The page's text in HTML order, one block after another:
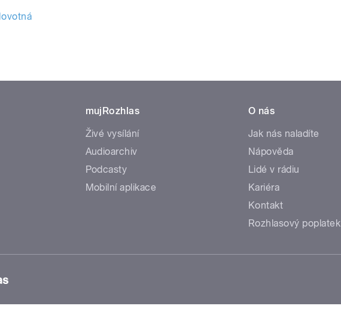
mujRozhlas
Živé vysílání
Audioarchiv
Podcasty
Mobilní aplikace
O nás
Jak nás naladíte
Nápověda
Lidé v rádiu
Kariéra
Kontakt
Rozhlasový poplatek